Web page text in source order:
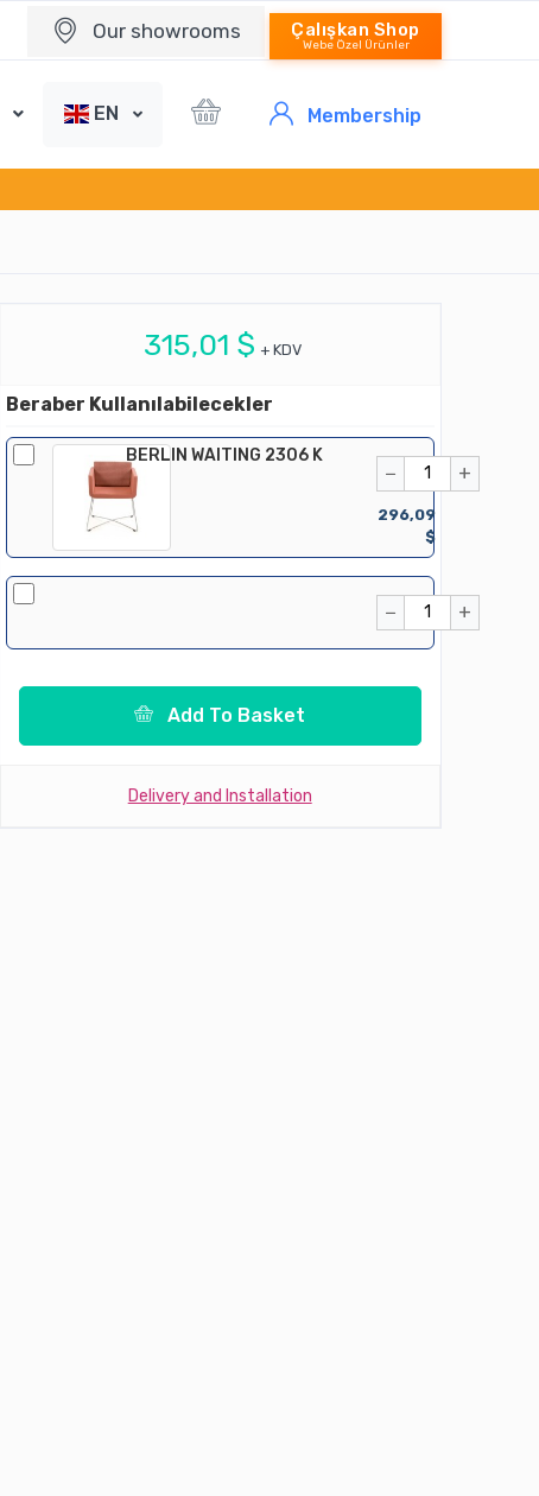
Our showrooms Çalışkan Shop
Webe Özel Ürünler
EN Membership
315,01 $ + KDV
Beraber Kullanılabilecekler
BERLIN WAITING 2306 K
− +
296,09
$
− +
Add To Basket
Delivery and Installation